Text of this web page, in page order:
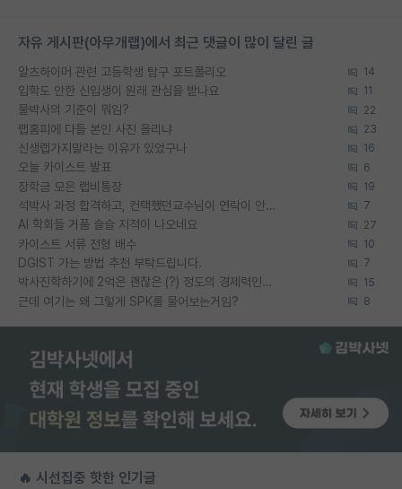
자유 게시판(아무개랩)에서 최근 댓글이 많이 달린 글
알츠하이머 관련 고등학생 탐구 포트폴리오 14
입학도 안한 신입생이 원래 관심을 받나요 11
물박사의 기준이 뭐임? 22
랩홈피에 다들 본인 사진 올리냐 23
신생랩가지말라는 이유가 있었구나 16
오늘 카이스트 발표 6
장학금 모은 랩비통장 19
석박사 과정 합격하고, 컨택했던교수님이 연락이 안됩니다... 7
AI 학회들 거품 슬슬 지적이 나오네요 27
카이스트 서류 전형 배수 10
DGIST 가는 방법 추천 부탁드립니다. 7
박사진학하기에 2억은 괜찮은 (?) 정도의 경제력인가요 15
근데 여기는 왜 그렇게 SPK를 물어보는거임? 8
🔥 시선집중 핫한 인기글